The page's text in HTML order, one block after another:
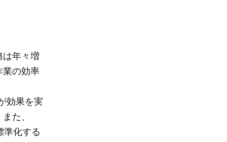
は年々増
業の効率
効果を実
た、
準化する